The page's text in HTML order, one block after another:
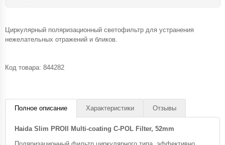
Циркулярный поляризационный светофильтр для устранения
нежелательных отражений и бликов.
Код товара: 844282
Полное описание Характеристики Отзывы
Haida Slim PROII Multi-coating C-POL Filter, 52mm